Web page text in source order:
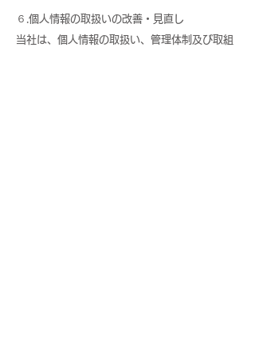
６.個人情報の取扱いの改善・見直し
当社は、個人情報の取扱い、管理体制及び取組